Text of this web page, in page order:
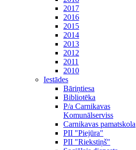
2017
2016
2015
2014
2013
2012
2011
2010
Iestādes
Bāriņtiesa
Bibliotēka
P/a Carnikavas
Komunālserviss
Carnikavas pamatskola
PII "Piejūra"
PII "Riekstiņš"